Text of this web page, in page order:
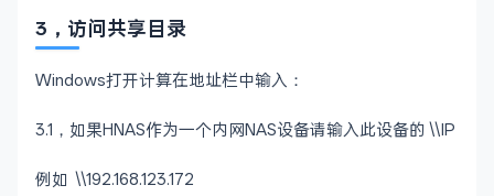
3，访问共享目录
Windows打开计算在地址栏中输入：
3.1，如果HNAS作为一个内网NAS设备请输入此设备的 \\IP
例如 \\192.168.123.172